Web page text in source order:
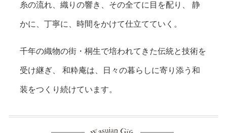
糸の流れ、織りの響き、その全てに目を配り、 静
かに、丁寧に、時間をかけて仕立てていく。
千年の織物の街・桐生で培われてきた伝統と技術を
受け継ぎ、 和粋庵は、日々の暮らしに寄り添う和
装をつくり続けています。